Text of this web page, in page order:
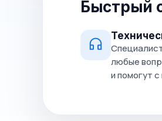
Быстрый
любые
и помогут